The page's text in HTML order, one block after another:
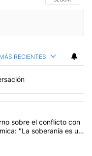
RECIENTES
comentarios en los
inconsistencias de
sobre el conflicto con
"La soberanía es un